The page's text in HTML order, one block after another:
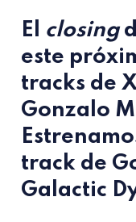
El closing
este
tracks de
Gonzalo
track de
Galactic